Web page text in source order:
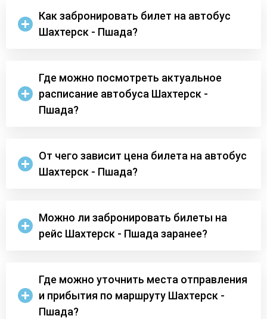
Как забронировать билет на автобус
Шахтерск - Пшада?
Где можно посмотреть актуальное
расписание автобуса Шахтерск -
Пшада?
От чего зависит цена билета на автобус
Шахтерск - Пшада?
Можно ли забронировать билеты на
рейс Шахтерск - Пшада заранее?
Где можно уточнить места отправления
и прибытия по маршруту Шахтерск -
Пшада?